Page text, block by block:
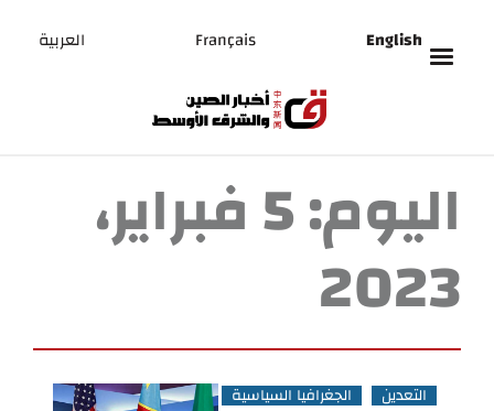
English
Français العربية
اليوم: 5 فبراير،
2023
التعدين الجغرافيا السياسية